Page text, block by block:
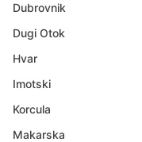
Dubrovnik
Dugi Otok
Hvar
Imotski
Korcula
Makarska